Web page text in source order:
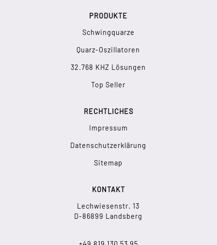
PRODUKTE
Schwingquarze
Quarz-Oszillatoren
32.768 KHZ Lösungen
Top Seller
RECHTLICHES
Impressum
Datenschutzerklärung
Sitemap
KONTAKT
Lechwiesenstr. 13
D-86899 Landsberg